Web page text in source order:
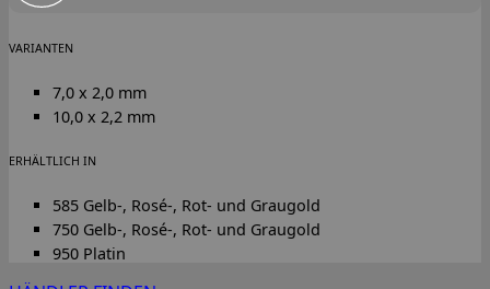
VARIANTEN
7,0 x 2,0 mm
10,0 x 2,2 mm
ERHÄLTLICH IN
585 Gelb-, Rosé-, Rot- und Graugold
750 Gelb-, Rosé-, Rot- und Graugold
950 Platin